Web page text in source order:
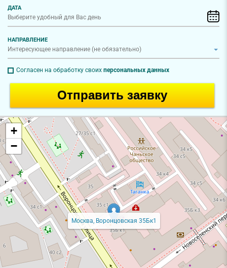
ДАТА
НАПРАВЛЕНИЕ
Согласен на обработку своих персональных данных
Отправить заявку
Москва, Воронцовская 35Бк1
+
−